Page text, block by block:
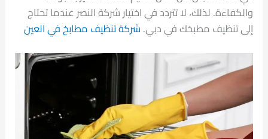
والكفاءة. لذلك، لا تتردد في اختيار شركة النصر عندما تحتاج
إلى تنظيف مطبخك في دبي. شركة تنظيف مطابخ في العين